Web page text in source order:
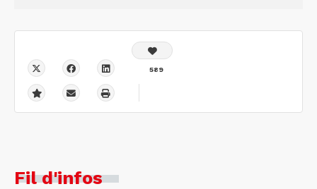
589
Fil d'infos